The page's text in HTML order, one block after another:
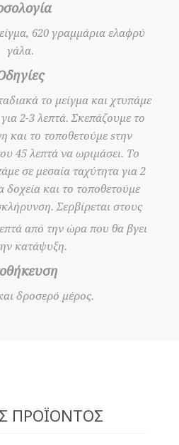
620 γραμμάρια ελαφρύ
γάλα.
το μείγμα και χτυπάμε
2-3 λεπτά. Σκεπάζουμε το
και το τοποθετούμε sτην
45 λεπτά να ωριμάσει. Το
σε μεσαία ταχύτητα για 2
δοχεία και το τοποθετούμε
Σερβίρεται στους
από την ώρα που θα βγει
κατάψυξη.
δροσερό μέρος.
ΠΡΟΪΌΝΤΟΣ